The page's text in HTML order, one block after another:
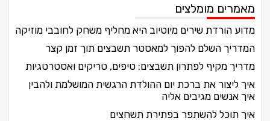
מאמרים מומלצים
מדוע הורדת שירים מיוטיוב היא מחליף משחק לחובבי מוזיקה
המדריך השלם להפוך למאסטר תשבצים תוך זמן קצר
מדריך מקיף לפתרון תשבצים: טיפים, טריקים ואסטרטגיות
איך ליצור את ברכת יום ההולדת הרגשית המושלמת ולהבין
איך אנשים מגיבים אליה
איך תוכל להשתפר בפתירת תשחצים